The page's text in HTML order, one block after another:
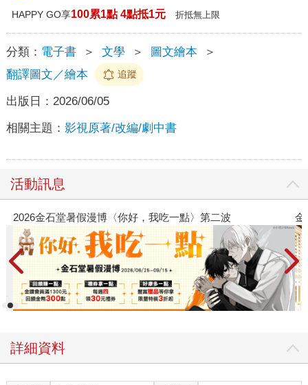
HAPPY GO享100累1點 4點抵1元 折抵無上限
分類： 電子書 ＞ 文學 ＞ 圖文繪本
＞
翻譯圖文／繪本
追蹤
出版日： 2026/06/05
相關主題： 影視原著/改編/劇中書
活動訊息
金石堂2026海外優惠：電子書
詳細資料